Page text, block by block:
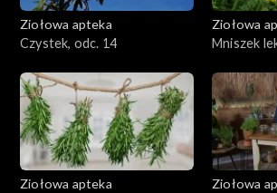
Ziołowa apteka
Czystek, odc. 14
Ziołowa
Mniszek
Ziołowa apteka
Ziołowa